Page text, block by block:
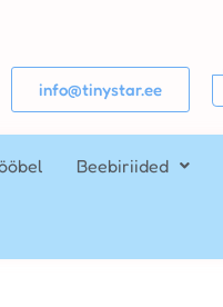
info@tinystar.ee
Beebiriided